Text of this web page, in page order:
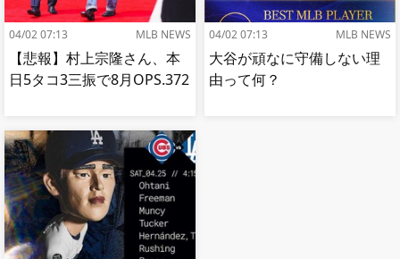
04/02 07:13 MLB NEWS
【悲報】村上宗隆さん、本
日5タコ3三振で8月OPS.372
04/02 07:13 MLB NEWS
大谷が頑なに守備しない理
由って何？